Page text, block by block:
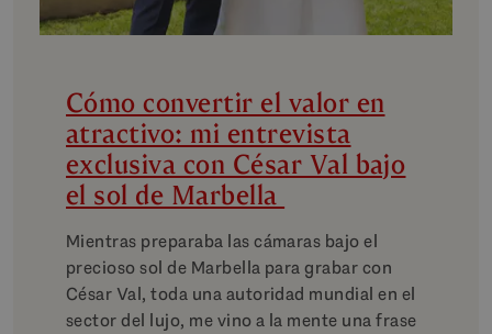
Cómo convertir el valor en
atractivo: mi entrevista
exclusiva con César Val bajo
el sol de Marbella
Mientras preparaba las cámaras bajo el
precioso sol de Marbella para grabar con
César Val, toda una autoridad mundial en el
sector del lujo, me vino a la mente una frase